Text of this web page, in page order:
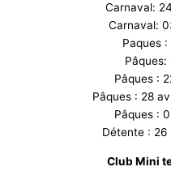
Carnaval:
Carnaval:
Paques
Pâques:
Pâques :
Pâques : 28
Pâques :
Détente :
Club Mini